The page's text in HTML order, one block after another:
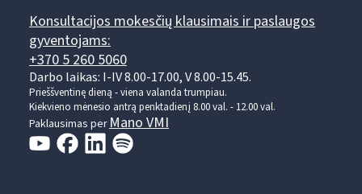
Konsultacijos mokesčių klausimais ir paslaugos
gyventojams:
+370 5 260 5060
Darbo laikas: I-IV 8.00-17.00, V 8.00-15.45.
Prieššventinę dieną - viena valanda trumpiau.
Kiekvieno mėnesio antrą penktadienį 8.00 val. - 12.00 val.
Paklausimas perMano VMI